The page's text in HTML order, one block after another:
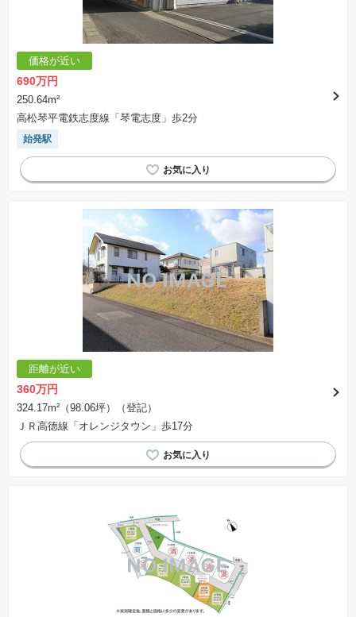
価格が近い
690万円
250.64m²
高松琴平電鉄志度線「琴電志度」歩2分
始発駅
距離が近い
360万円
324.17m²（98.06坪）（登記）
ＪＲ高徳線「オレンジタウン」歩17分